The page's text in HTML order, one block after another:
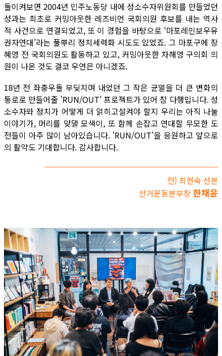
돌이켜보면 2004년 민주노동당 내에 성소수자위원회를 만들었던
성과는 최초로 커밍아웃한 레즈비언 국회의원 후보를 내는 역사
적 사건으로 연결되었고, 또 이 경험을 바탕으로 ‘마포레인보우유
권자연대’라는 풀뿌리 정치세력화 시도도 있었죠. 그 마포구에 장
혜영 전 국회의원도 활동하고 있고, 커밍아웃한 차해영 구의회 의
원이 나온 것도 결코 우연은 아니겠죠.
18년 전 좌충우돌 부딪치며 내었던 그 작은 균열을 더 큰 변화의
통로로 만들어줄 'RUN/OUT' 프로젝트가 있어 참 다행입니다. 성
소수자와 정치가 어떻게 더 얽히고설켜야 할지 우리는 아직 나눌
이야기가, 머리를 맞댈 모색이, 또 함께 손잡고 연대할 무모한 도
전들이 아주 많이 남아있습니다. 'RUN/OUT'을 응원하고 앞으로
의 활약도 기대합니다. 감사합니다.
전) 최현숙 선본
선거운동본부장한채윤